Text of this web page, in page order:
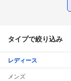
タイプで絞り込み
レディース
メンズ